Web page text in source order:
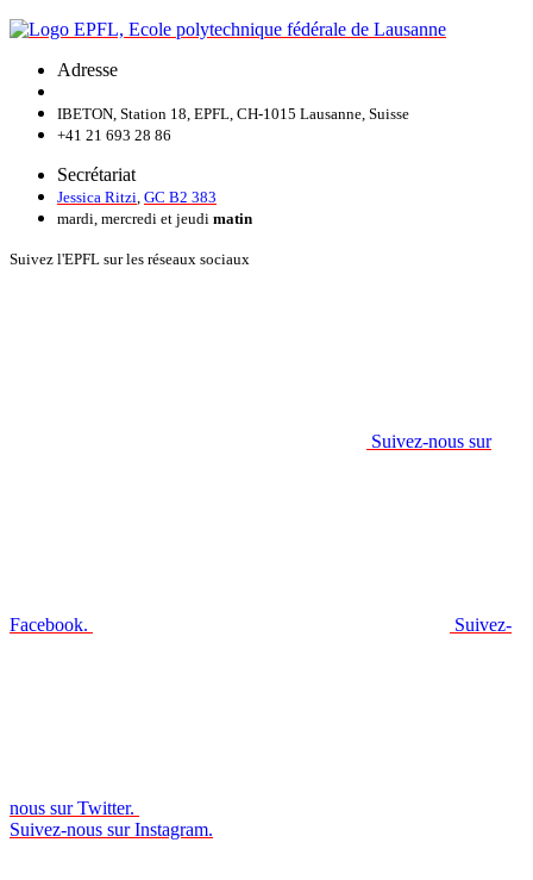
Adresse
IBETON, Station 18, EPFL, CH-1015 Lausanne, Suisse
+41 21 693 28 86
Secrétariat
Jessica Ritzi GC B2 383
mardi, mercredi et jeudi matin
Suivez l'EPFL sur les réseaux sociaux
Suivez-nous sur
Facebook. Suivez-
nous sur Twitter.
Suivez-nous sur Instagram.